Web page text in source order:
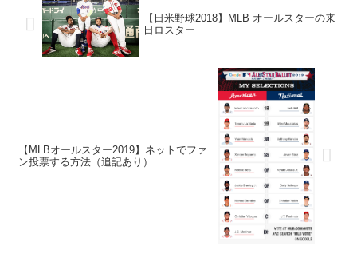
【日米野球2018】MLB オールスターの来
日ロスター
【MLBオールスター2019】ネットでファ
ン投票する方法（追記あり）